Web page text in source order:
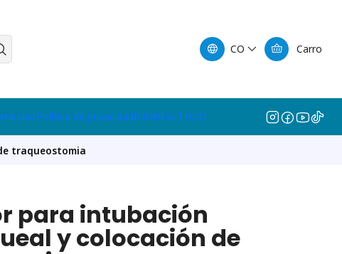
CO Carro
Política de privacidadINNHEALTH.CO
traqueostomia
para intubación
y colocación de